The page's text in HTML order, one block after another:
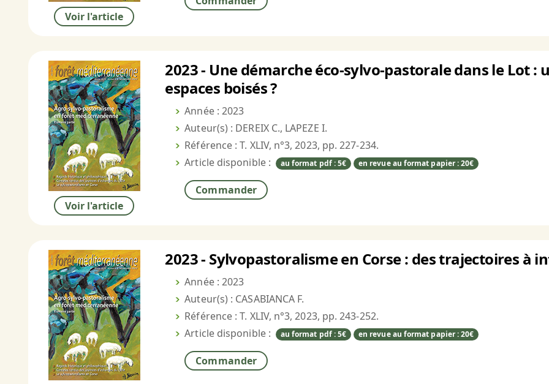
Voir l'article
Voir l'article
2023 - Une démarche éco-sylvo-pastorale dans le Lot
espaces boisés ?
Année : 2023
Auteur(s) : DEREIX C., LAPEZE I.
Référence : T. XLIV, n°3, 2023, pp. 227-234.
Article disponible :
au format pdf : 5€ en revue au format papier : 20€
Commander
2023 - Sylvopastoralisme en Corse : des trajectoires à
Année : 2023
Auteur(s) : CASABIANCA F.
Référence : T. XLIV, n°3, 2023, pp. 243-252.
Article disponible :
au format pdf : 5€ en revue au format papier : 20€
Commander